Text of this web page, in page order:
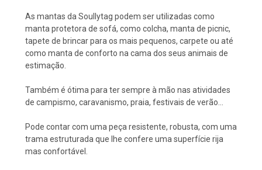
As mantas da Soullytag podem ser utilizadas como
manta protetora de sofá, como colcha, manta de picnic,
tapete de brincar para os mais pequenos, carpete ou até
como manta de conforto na cama dos seus animais de
estimação.
Também é ótima para ter sempre à mão nas atividades
de campismo, caravanismo, praia, festivais de verão...
Pode contar com uma peça resistente, robusta, com uma
trama estruturada que lhe confere uma superfície rija
mas confortável.